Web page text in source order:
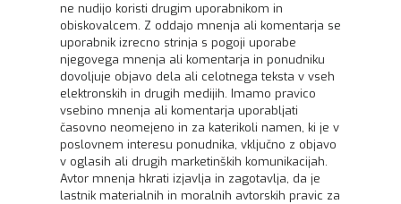
ne nudijo koristi drugim uporabnikom in
obiskovalcem. Z oddajo mnenja ali komentarja se
uporabnik izrecno strinja s pogoji uporabe
njegovega mnenja ali komentarja in ponudniku
dovoljuje objavo dela ali celotnega teksta v vseh
elektronskih in drugih medijih. Imamo pravico
vsebino mnenja ali komentarja uporabljati
časovno neomejeno in za katerikoli namen, ki je v
poslovnem interesu ponudnika, vključno z objavo
v oglasih ali drugih marketinških komunikacijah.
Avtor mnenja hkrati izjavlja in zagotavlja, da je
lastnik materialnih in moralnih avtorskih pravic za